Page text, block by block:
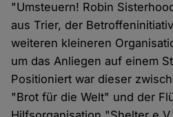
"Umsteuern! Robin
aus Trier, der
weiteren kleineren
um das Anliegen auf einem
Positioniert war dieser
"Brot für die Welt" und der